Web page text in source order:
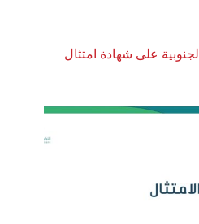
على شهادة امتثال